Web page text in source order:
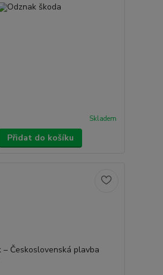
Skladem
Přidat do košíku